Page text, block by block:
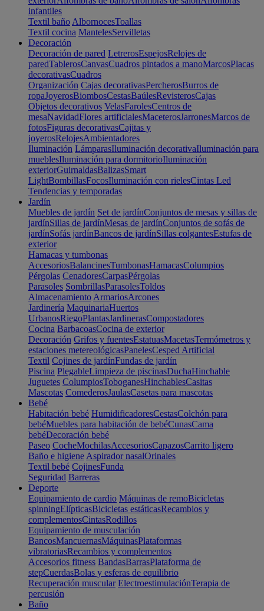
infantiles
Textil baño AlbornocesToallas
Textil cocina MantelesServilletas
Decoración
Decoración de pared LetrerosEspejosRelojes de
paredTablerosCanvasCuadros pintados a manoMarcosPlacas
decorativasCuadros
Organización Cajas decorativasPercherosBurros de
ropaJoyerosBiombosCestasBaúlesRevisterosCajas
Objetos decorativos VelasFarolesCentros de
mesaNavidadFlores artificialesMaceterosJarronesMarcos de
fotosFiguras decorativasCajitas y
joyerosRelojesAmbientadores
Iluminación LámparasIluminación decorativaIluminación para
mueblesIluminación para dormitorioIluminación
exteriorGuirnaldasBalizasSmart
LightBombillasFocosIluminación con rielesCintas Led
Tendencias y temporadas
Jardín
Muebles de jardín Set de jardínConjuntos de mesas y sillas de
jardínSillas de jardínMesas de jardínConjuntos de sofás de
jardínSofás jardínBancos de jardínSillas colgantesEstufas de
exterior
Hamacas y tumbonas
AccesoriosBalancinesTumbonasHamacasColumpios
Pérgolas CenadoresCarpasPérgolas
Parasoles SombrillasParasolesToldos
Almacenamiento ArmariosArcones
Jardinería MaquinariaHuertos
UrbanosRiegoPlantasJardinerasCompostadores
Cocina BarbacoasCocina de exterior
Decoración Grifos y fuentesEstatuasMacetasTermómetros y
estaciones metereológicasPanelesCesped Artificial
Textil Cojines de jardínFundas de jardín
Piscina PlegableLimpieza de piscinasDuchaHinchable
Juguetes ColumpiosToboganesHinchablesCasitas
Mascotas ComederosJaulasCasetas para mascotas
Bebé
Habitación bebé HumidificadoresCestasColchón para
bebéMuebles para habitación de bebéCunasCama
bebéDecoración bebé
Paseo CocheMochilasAccesoriosCapazosCarrito ligero
Baño e higiene Aspirador nasalOrinales
Textil bebé CojinesFunda
Seguridad Barreras
Deporte
Equipamiento de cardio Máquinas de remoBicicletas
spinningElípticasBicicletas estáticasRecambios y
complementosCintasRodillos
Equipamiento de musculación
BancosMancuernasMáquinasPlataformas
vibratoriasRecambios y complementos
Accesorios fitness BandasBarrasPlataforma de
stepCuerdasBolas y esferas de equilibrio
Recuperación muscular ElectroestimulaciónTerapia de
percusión
Baño